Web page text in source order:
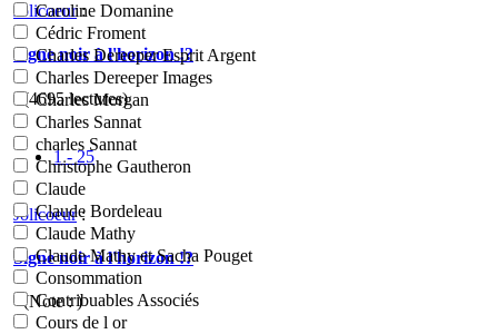
Caroline Domanine
Cédric Froment
Charles Dereeper Esprit Argent
Charles Dereeper Images
Charles Morgan
Charles Sannat
charles Sannat
Christophe Gautheron
Claude
Claude Bordeleau
Claude Mathy
Claude Mathy et Sacha Pouget
Consommation
Contribuables Associés
Cours de l or
Jolicoeur:
Signe noir à l'horizon !?
- (4695 lectures)
1 - 25
Jolicoeur:
Signe noir à l'horizon !?
- (Note : )